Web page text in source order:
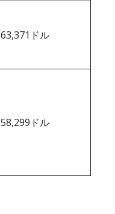
63,371ドル
58,299ドル